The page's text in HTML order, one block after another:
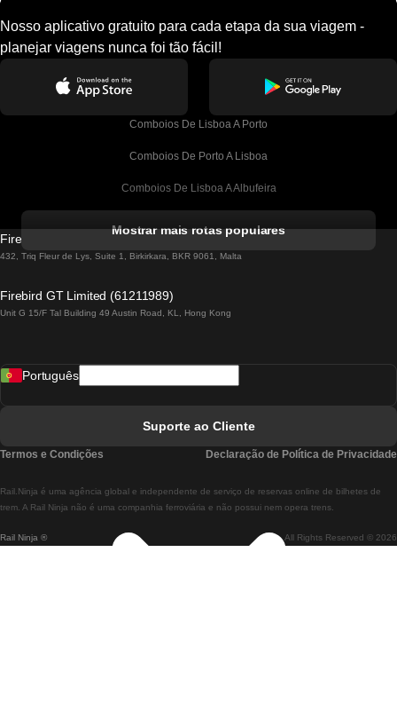
Nosso aplicativo gratuito para cada etapa da sua viagem -
planejar viagens nunca foi tão fácil!
Comboios De Lisboa A Porto
Comboios De Porto A Lisboa
Comboios De Lisboa A Albufeira
Comboios De Lisboa A Lagos
Comboios De Lisboa A Madrid
Comboios De Lisboa A Braga
Comboios De Braga A Lisboa
Mostrar mais rotas populares
Firebird GT Limited (OC 1451)
432, Triq Fleur de Lys, Suite 1, Birkirkara, BKR 9061, Malta
Firebird GT Limited (61211989)
Unit G 15/F Tal Building 49 Austin Road, KL, Hong Kong
Rail Ninja ® All Rights Reserved © 2026
Rail.Ninja é uma agência global e independente de serviço de reservas online de bilhetes de
trem. A Rail Ninja não é uma companhia ferroviária e não possui nem opera trens.
Português
Suporte ao Cliente
Termos e Condições Declaração de Política de Privacidade